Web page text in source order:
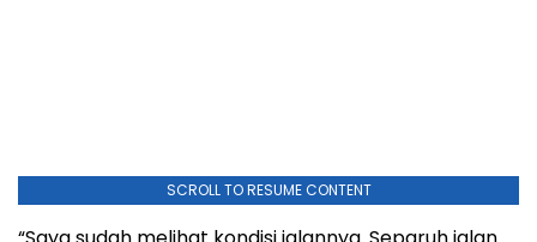
SCROLL TO RESUME CONTENT